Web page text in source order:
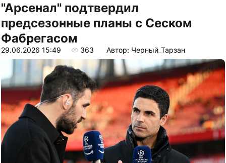
"Арсенал" подтвердил
предсезонные планы с Сеском
Фабрегасом
29.06.2026 15:49 363 Автор: Черный_Тарзан